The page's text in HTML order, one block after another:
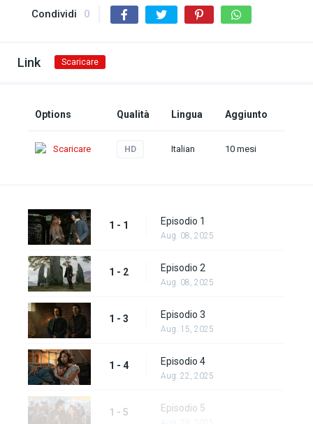
Condividi 0
Link Scaricare
Options Qualità Lingua Aggiunto
Scaricare HD Italian 10 mesi
1 - 1 Episodio 1
Aug. 08, 2025
1 - 2 Episodio 2
Aug. 08, 2025
1 - 3 Episodio 3
Aug. 15, 2025
1 - 4 Episodio 4
Aug. 22, 2025
1 - 5 Episodio 5